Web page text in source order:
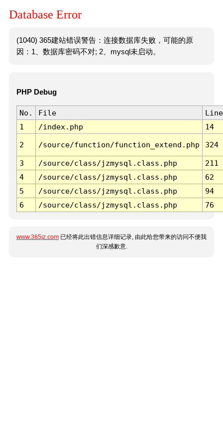
Database Error
(1040) 365建站错误警告：连接数据库失败，可能的原
因：1、数据库密码不对; 2、mysql未启动。
PHP Debug
No. File
Line
1
/index.php 14
2 /source/function/function_extend.php 324
3 /source/class/jzmysql.class.php
211
4
/source/class/jzmysql.class.php
62
5
/source/class/jzmysql.class.php
94
6
/source/class/jzmysql.class.php 76
www.365jz.com 已经将此出错信息详细记录, 由此给您带来的访问不便我
们深感歉意.